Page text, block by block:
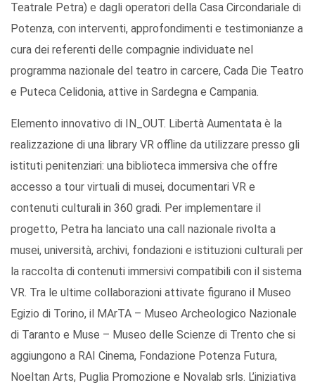
Teatrale Petra) e dagli operatori della Casa Circondariale di
Potenza, con interventi, approfondimenti e testimonianze a
cura dei referenti delle compagnie individuate nel
programma nazionale del teatro in carcere, Cada Die Teatro
e Puteca Celidonia, attive in Sardegna e Campania.
Elemento innovativo di IN_OUT. Libertà Aumentata è la
realizzazione di una library VR offline da utilizzare presso gli
istituti penitenziari: una biblioteca immersiva che offre
accesso a tour virtuali di musei, documentari VR e
contenuti culturali in 360 gradi. Per implementare il
progetto, Petra ha lanciato una call nazionale rivolta a
musei, università, archivi, fondazioni e istituzioni culturali per
la raccolta di contenuti immersivi compatibili con il sistema
VR. Tra le ultime collaborazioni attivate figurano il Museo
Egizio di Torino, il MArTA – Museo Archeologico Nazionale
di Taranto e Muse – Museo delle Scienze di Trento che si
aggiungono a RAI Cinema, Fondazione Potenza Futura,
Noeltan Arts, Puglia Promozione e Novalab srls. L’iniziativa